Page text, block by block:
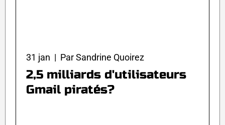
31 jan | Par Sandrine Quoirez
2,5 milliards d'utilisateurs
Gmail piratés?